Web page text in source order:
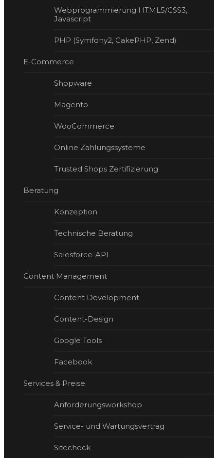
Webprogrammierung HTML5/CSS3,
Javascript
PHP (Symfony2, CakePHP, Zend)
E-Com­merce
Shopware
Magento
WooCommerce
Online Zahlungssysteme
Trusted Shops Zertifizierung
Beratung
Konzeption
Technische Beratung
Salesforce-API
Content Management
Content Development
Content-Design
Google Tools
Facebook
Services & Preise
Anforderungsworkshop
Service- und Wartungsvertrag
Sitecheck